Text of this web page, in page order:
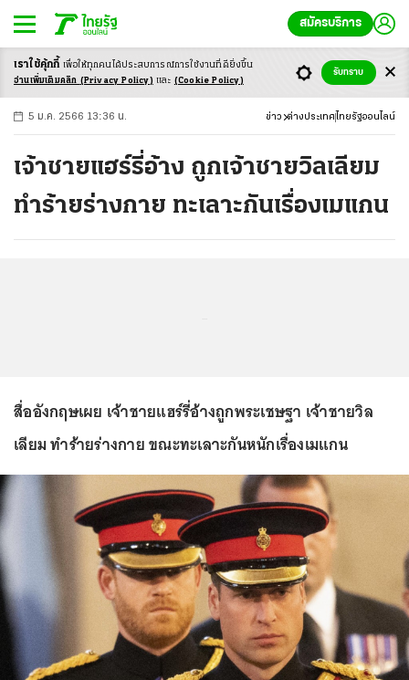
สมัครบริการ
-ก ก ก+
5 ม.ค. 2566 13:36 น. ข่าว ต่างประเทศ ไทยรัฐออนไลน์
เจ้าชายแฮร์รี่อ้าง ถูกเจ้าชายวิลเลียม
ทำร้ายร่างกาย ทะเลาะกันเรื่องเมแกน
สื่ออังกฤษเผย เจ้าชายแฮร์รี่อ้างถูกพระเชษฐา เจ้าชายวิล
เลียม ทำร้ายร่างกาย ขณะทะเลาะกันหนักเรื่องเมแกน
เราใช้คุ้กกี้ เพื่อให้ทุกคนได้ประสบการณ์การใช้งานที่ดียิ่งขึ้น
อ่านเพิ่มเติมคลิก (Privacy Policy) และ (Cookie Policy)
รับทราบ